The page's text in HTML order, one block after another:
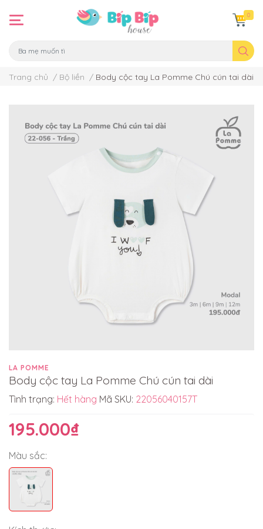
0
Trang chủ / Bộ liền / Body cộc tay La Pomme Chú cún tai dài
LA POMME
Body cộc tay La Pomme Chú cún tai dài
Tình trạng: Hết hàng Mã SKU: 22056040157T
195.000₫
Màu sắc: